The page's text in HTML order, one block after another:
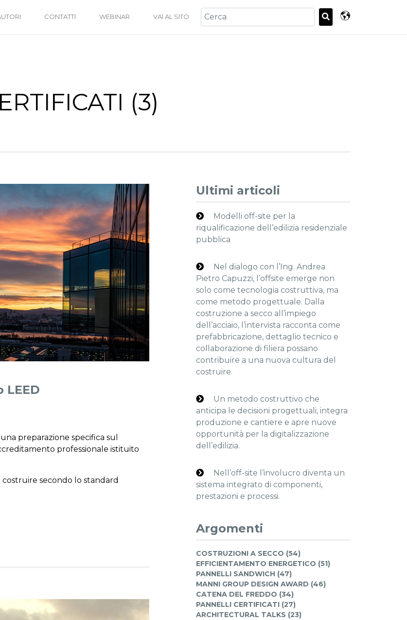
CONTATTI WEBINAR VAI AL SITO
(3)
LEED
una preparazione specifica sul
professionale istituito
secondo lo standard
Ultimi articoli
Modelli off-site per la
riqualificazione dell’edilizia residenziale
pubblica
Nel dialogo con l’Ing. Andrea
Pietro Capuzzi, l’offsite emerge non
solo come tecnologia costruttiva, ma
come metodo progettuale. Dalla
costruzione a secco all’impiego
dell’acciaio, l’intervista racconta come
prefabbricazione, dettaglio tecnico e
collaborazione di filiera possano
contribuire a una nuova cultura del
costruire.
Un metodo costruttivo che
anticipa le decisioni progettuali, integra
produzione e cantiere e apre nuove
opportunità per la digitalizzazione
dell’edilizia.
Nell’off-site l’involucro diventa un
sistema integrato di componenti,
prestazioni e processi.
Argomenti
COSTRUZIONI A SECCO (54)
EFFICIENTAMENTO ENERGETICO (51)
PANNELLI SANDWICH (47)
MANNI GROUP DESIGN AWARD (46)
CATENA DEL FREDDO (34)
PANNELLI CERTIFICATI (27)
ARCHITECTURAL TALKS (23)